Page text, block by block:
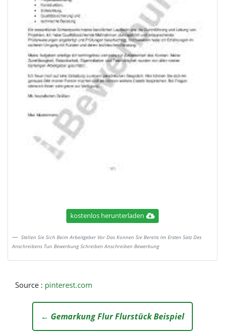
kostenlos herunterladen
Stellen Sie Sich Beim Arbeitgeber Vor Das Konnen Sie Bereits Im Ersten Satz Des
Anschreibens Tun Bewerbung Schreiben Anschreiben Bewerbung
Source : pinterest.com
← Gemarkung Flur Flurstück Beispiel